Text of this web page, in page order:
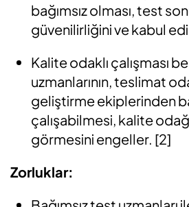
bağımsız olması, test
güvenilirliğini ve kabul
Kalite odaklı çalışması
uzmanlarının, teslimat
geliştirme ekiplerinden
çalışabilmesi, kalite
görmesini engeller. [2]
Zorluklar: